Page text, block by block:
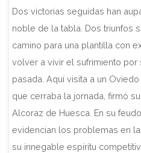
Dos victorias seguidas han
noble de la tabla. Dos triunfos
camino para una plantilla con
volver a vivir el sufrimiento
pasada. Aquí visita a un
que cerraba la jornada, firmó
Alcoraz de Huesca. En su
evidencian los problemas en
su innegable espíritu